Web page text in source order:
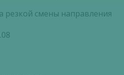
резкой смены направления